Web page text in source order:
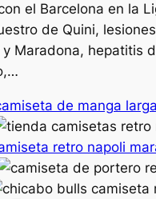
el Barcelona en la
de Quini,
y Maradona, hepatitis